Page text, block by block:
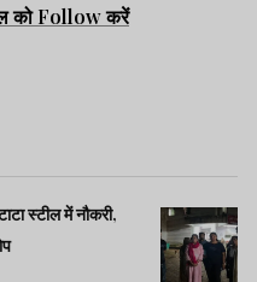
को Follow करें
स्टील में नौकरी,